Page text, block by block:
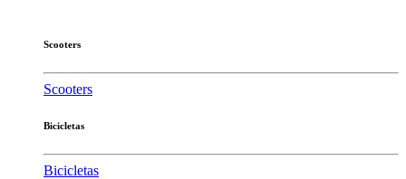
Scooters
Scooters
Bicicletas
Bicicletas